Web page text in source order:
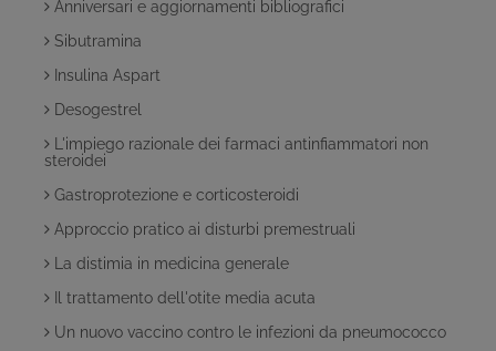
Anniversari e aggiornamenti bibliografici
Sibutramina
Insulina Aspart
Desogestrel
L'impiego razionale dei farmaci antinfiammatori non
steroidei
Gastroprotezione e corticosteroidi
Approccio pratico ai disturbi premestruali
La distimia in medicina generale
Il trattamento dell'otite media acuta
Un nuovo vaccino contro le infezioni da pneumococco